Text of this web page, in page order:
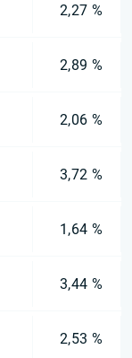
2,27 %
2,89 %
2,06 %
3,72 %
1,64 %
3,44 %
2,53 %